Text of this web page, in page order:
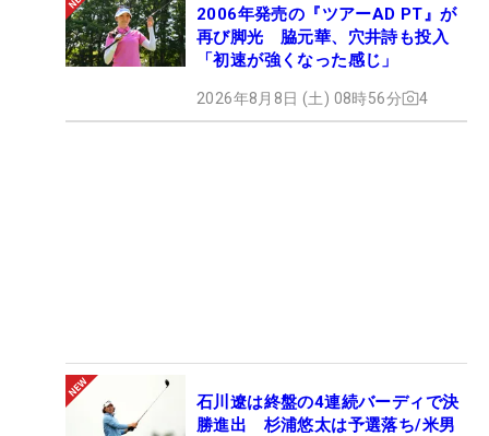
2006年発売の『ツアーAD PT』が
再び脚光 脇元華、穴井詩も投入
「初速が強くなった感じ」
2026年8月8日 (土) 08時56分 4
石川遼は終盤の4連続バーディで決
勝進出 杉浦悠太は予選落ち/米男